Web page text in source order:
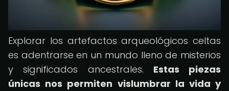
Explorar los artefactos arqueológicos celtas
es adentrarse en un mundo lleno de misterios
y significados ancestrales. Estas piezas
únicas nos permiten vislumbrar la vida y